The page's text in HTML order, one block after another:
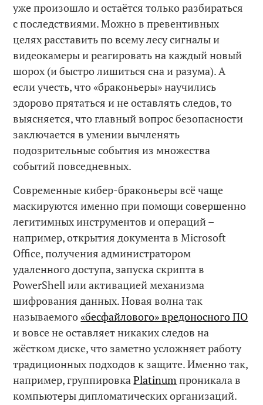
уже произошло и остаётся только разбираться
с последствиями. Можно в превентивных
целях расставить по всему лесу сигналы и
видеокамеры и реагировать на каждый новый
шорох (и быстро лишиться сна и разума). А
если учесть, что «браконьеры» научились
здорово прятаться и не оставлять следов, то
выясняется, что главный вопрос безопасности
заключается в умении вычленять
подозрительные события из множества
событий повседневных.
Современные кибер-браконьеры всё чаще
маскируются именно при помощи совершенно
легитимных инструментов и операций –
например, открытия документа в Microsoft
Office, получения администратором
удаленного доступа, запуска скрипта в
PowerShell или активацией механизма
шифрования данных. Новая волна так
называемого«бесфайлового» вредоносного ПО
и вовсе не оставляет никаких следов на
жёстком диске, что заметно усложняет работу
традиционных подходов к защите. Именно так,
например, группировкаPlatinum проникала в
компьютеры дипломатических организаций.